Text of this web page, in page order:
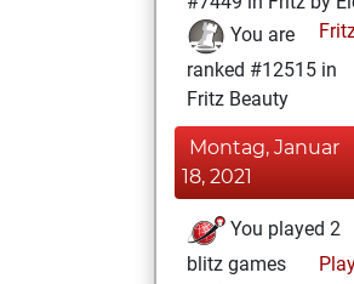
You are
ranked #12515 in
Fritz Beauty
Montag, Januar
18, 2021
You played 2
blitz games